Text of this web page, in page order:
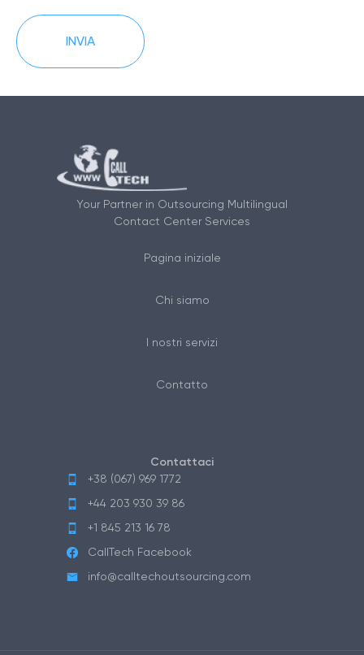
Your Partner in Outsourcing Multilingual
Contact Center Services
Pagina iniziale
Chi siamo
I nostri servizi
Contatto
Contattaci
+38 (067) 969 1772
+44 203 930 39 86
+1 845 213 16 78
CallTech Facebook
info@calltechoutsourcing.com